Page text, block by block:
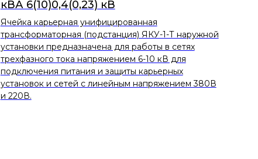
кВА 6(10)0,4(0,23) кВ
Ячейка карьерная унифицированная
трансформаторная (подстанция) ЯКУ-1-Т наружной
установки предназначена для работы в сетях
трехфазного тока напряжением 6-10 кВ для
подключения питания и защиты карьерных
установок и сетей с линейным напряжением 380В
и 220В.